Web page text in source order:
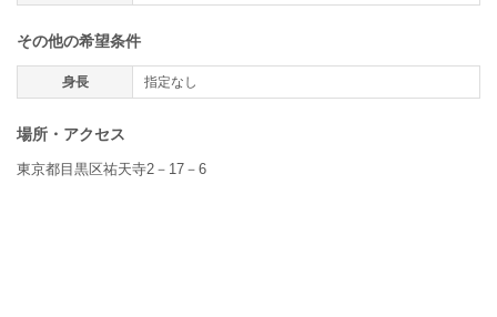
その他の希望条件
身長 指定なし
場所・アクセス
東京都目黒区祐天寺2－17－6